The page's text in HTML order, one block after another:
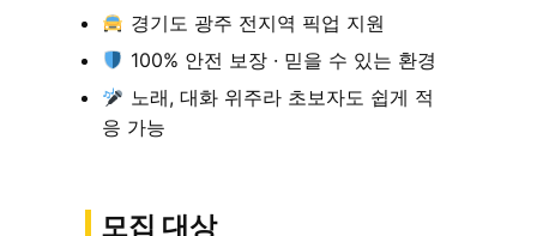
경기도 광주 전지역 픽업 지원
100% 안전 보장 · 믿을 수 있는 환경
노래, 대화 위주라 초보자도 쉽게 적
응 가능
모집 대상